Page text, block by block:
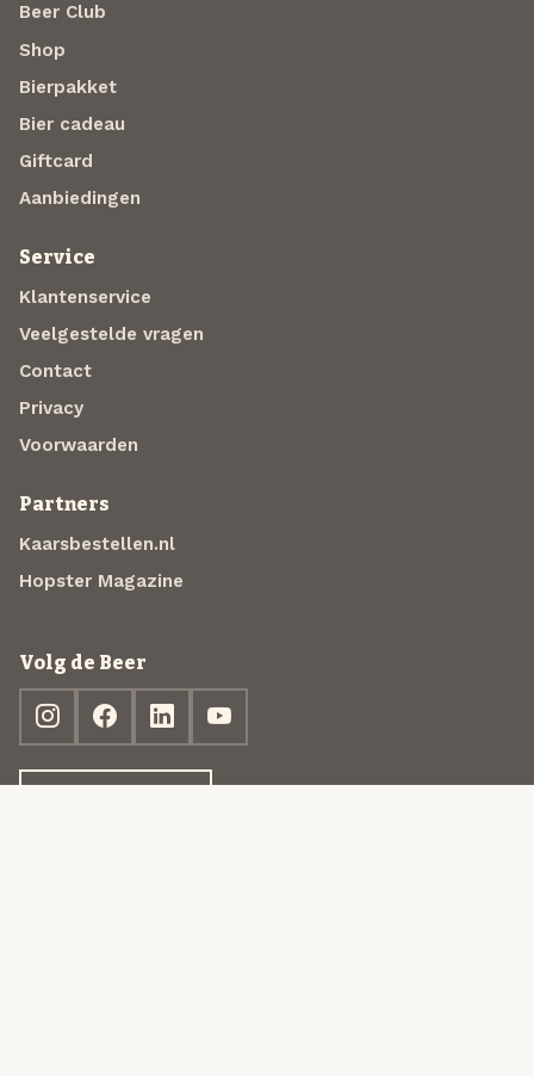
Beer Club
Shop
Bierpakket
Bier cadeau
Giftcard
Aanbiedingen
Service
Klantenservice
Veelgestelde vragen
Contact
Privacy
Voorwaarden
Partners
Kaarsbestellen.nl
Hopster Magazine
Volg de Beer